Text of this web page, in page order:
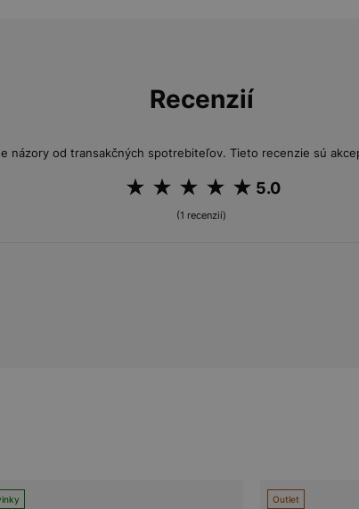
Recenzií
názory od transakčných spotrebiteľov. Tieto recenzie sú
5.0
(1 recenzií)
Outlet